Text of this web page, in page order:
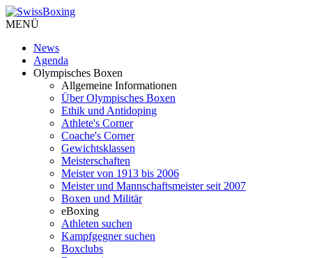
MENÜ
News
Agenda
Olympisches Boxen
Allgemeine Informationen
Über Olympisches Boxen
Ethik und Antidoping
Athlete's Corner
Coache's Corner
Gewichtsklassen
Meisterschaften
Meister von 1913 bis 2006
Meister und Mannschaftsmeister seit 2007
Boxen und Militär
eBoxing
Athleten suchen
Kampfgegner suchen
Boxclubs